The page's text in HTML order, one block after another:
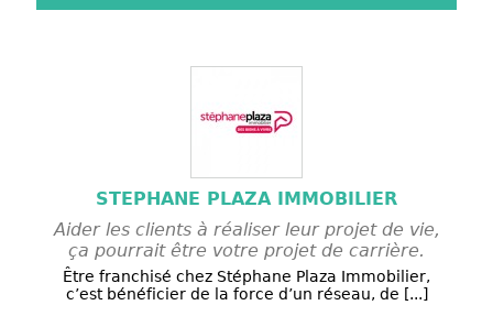
STEPHANE PLAZA IMMOBILIER
Aider les clients à réaliser leur projet de vie,
ça pourrait être votre projet de carrière.
Être franchisé chez Stéphane Plaza Immobilier,
c’est bénéficier de la force d’un réseau, de [...]